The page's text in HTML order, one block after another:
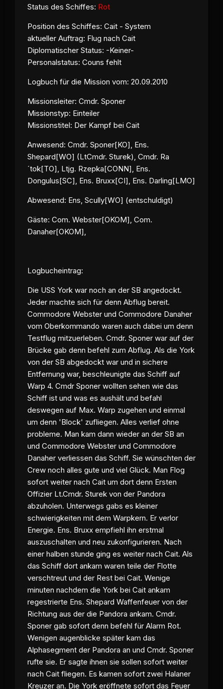
Status des Schiffes: Rot
Position des Schiffes: Cait - System
aktueller Auftrag: Flug nach Cait
Diplomatischer Status: -Keiner-
Personalstatus: Couns fehlt
Logbuch für die Mission vom: 20.09.2010
Missionsleiter: Cmdr. Sponer
Missionstyp: Einteiler
Missionstitel: Der Kampf bei Cait
Anwesend: Cmdr. Sponer[KO], Ens.
Shepard[WO] (LtCmdr. Sturek), Cmdr. Ra
´tok[TO], Ltjg. Rzepka[CONN], Ens.
Dongulus[SC], Ens. Bruxx[CI], Ens. Darling[LMO]
Abwesend: Ens, Scully[WO] (entschuldigt)
Gäste: Com. Webster[OKOM], Com.
Danaher[OKOM],
Logbucheintrag:
Die USS York war noch an der SB angedockt.
Jeder machte sich für denn Abflug bereit.
Commodore Webster und Commodore Danaher
vom Oberkommando waren auch dabei um denn
Testflug mitzuerleben. Cmdr. Sponer war auf der
Brücke gab denn befehl zum Abflug. Als die York
von der SB abgedockt war und in sichere
Entfernung war, beschleunigte das Schiff auf
Warp 4. Cmdr Sponer wollten sehen wie das
Schiff ist und was es aushält und befahl
deswegen auf Max. Warp zugehen und einmal
um denn 'Block' zufliegen. Alles verlief ohne
probleme. Man kam dann wieder an der SB an
und Commodore Webster und Commodore
Danaher verliessen das Schiff. Sie wünschten der
Crew noch alles gute und viel Glück. Man Flog
sofort weiter nach Cait um dort denn Ersten
Offizier Lt.Cmdr. Sturek von der Pandora
abzuholen. Unterwegs gabs es kleiner
schwierigkeiten mit dem Warpkern. Er verlor
Energie. Ens. Bruxx empfiehl ihn erstmal
auszuschalten und neu zukonfigurieren. Nach
einer halben stunde ging es weiter nach Cait. Als
das Schiff dort ankam waren teile der Flotte
verschtreut und der Rest bei Cait. Wenige
minuten nachdem die York bei Cait ankam
regestrierte Ens. Shepard Waffenfeuer von der
Richtung aus der die Pandora ankam. Cmdr.
Sponer gab sofort denn befehl für Alarm Rot.
Wenigen augenblicke später kam das
Alphasegment der Pandora an und Cmdr. Sponer
rufte sie. Er sagte ihnen sie sollen sofort weiter
nach Cait fliegen. Es kamen sofort zwei Halaner
Kreuzer an. Die York eröffnete sofort das Feuer